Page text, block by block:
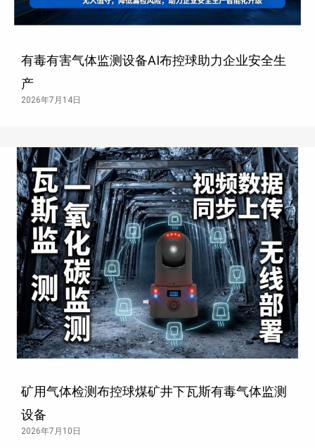
有毒有害气体监测设备AI布控球助力企业安全生
产
2026年7月14日
矿用气体检测布控球煤矿井下瓦斯有毒气体监测
设备
2026年7月10日